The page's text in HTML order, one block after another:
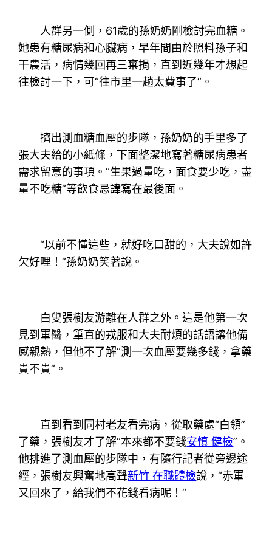
人群另一側，61歲的孫奶奶剛檢討完血糖。
她患有糖尿病和心臟病，早年間由於照料孫子和
干農活，病情幾回再三棄捐，直到近幾年才想起
往檢討一下，可“往市里一趟太費事了”。
擠出測血糖血壓的步隊，孫奶奶的手里多了
張大夫給的小紙條，下面整潔地寫著糖尿病患者
需求留意的事項。“生果過量吃，面食要少吃，盡
量不吃糖”等飲食忌諱寫在最後面。
“以前不懂這些，就好吃口甜的，大夫說如許
欠好哩！”孫奶奶笑著說。
白叟張樹友游離在人群之外。這是他第一次
見到軍醫，筆直的戎服和大夫耐煩的話語讓他備
感親熱，但他不了解“測一次血壓要幾多錢，拿藥
貴不貴”。
直到看到同村老友看完病，從取藥處“白領”
了藥，張樹友才了解“本來都不要錢安慎 健檢”。
他排進了測血壓的步隊中，有隨行記者從旁邊途
經，張樹友興奮地高聲新竹 在職體檢說，“赤軍
又回來了，給我們不花錢看病呢！”